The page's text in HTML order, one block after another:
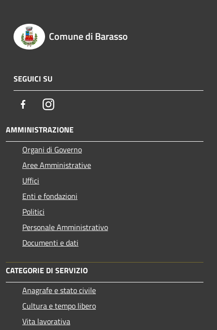
Comune di Barasso
SEGUICI SU
FacebookInstagram
AMMINISTRAZIONE
Organi di Governo
Aree Amministrative
Uffici
Enti e fondazioni
Politici
Personale Amministrativo
Documenti e dati
CATEGORIE DI SERVIZIO
Anagrafe e stato civile
Cultura e tempo libero
Vita lavorativa